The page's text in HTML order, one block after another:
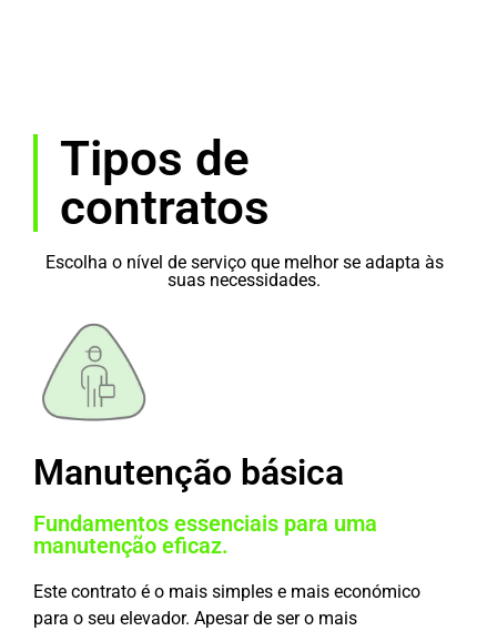
Tipos de
contratos
Escolha o nível de serviço que melhor se adapta às
suas necessidades.
Manutenção básica
Fundamentos essenciais para uma
manutenção eficaz.
Este contrato é o mais simples e mais económico
para o seu elevador. Apesar de ser o mais